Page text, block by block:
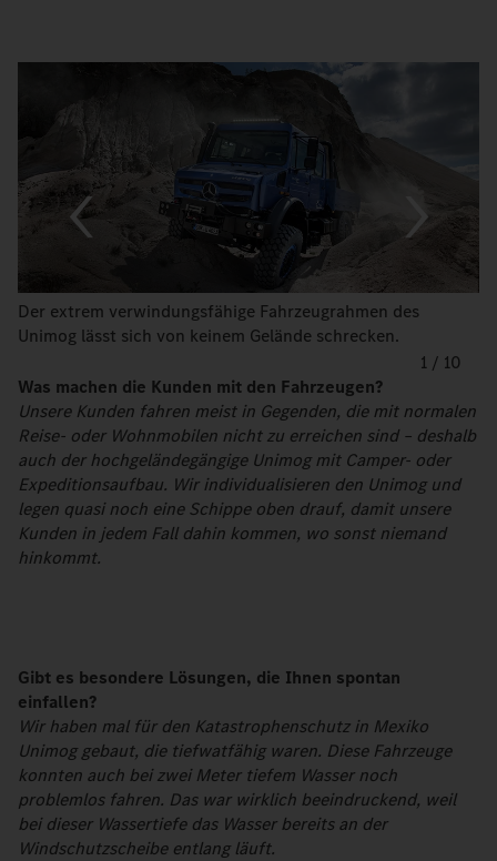
Der extrem verwindungsfähige Fahrzeugrahmen des
Unimog lässt sich von keinem Gelände schrecken.
1 / 10
Was machen die Kunden mit den Fahrzeugen?
Unsere Kunden fahren meist in Gegenden, die mit normalen
Reise- oder Wohnmobilen nicht zu erreichen sind – deshalb
auch der hochgeländegängige Unimog mit Camper- oder
Expeditionsaufbau. Wir individualisieren den Unimog und
legen quasi noch eine Schippe oben drauf, damit unsere
Kunden in jedem Fall dahin kommen, wo sonst niemand
hinkommt.
Gibt es besondere Lösungen, die Ihnen spontan
einfallen?
Wir haben mal für den Katastrophenschutz in Mexiko
Unimog gebaut, die tiefwatfähig waren. Diese Fahrzeuge
konnten auch bei zwei Meter tiefem Wasser noch
problemlos fahren. Das war wirklich beeindruckend, weil
bei dieser Wassertiefe das Wasser bereits an der
Windschutzscheibe entlang läuft.